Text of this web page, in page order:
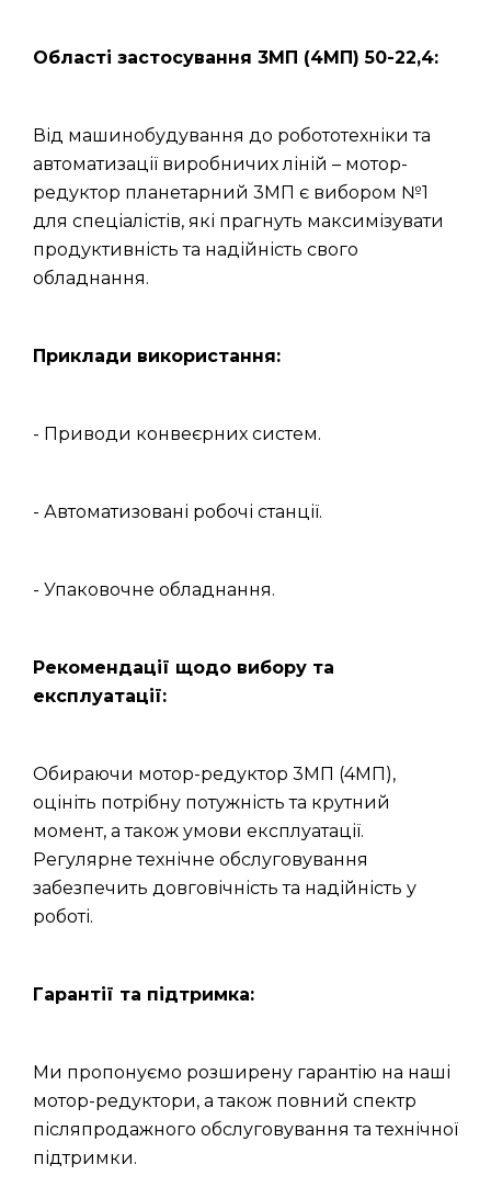
Області застосування 3МП (4МП) 50-22,4:
Від машинобудування до робототехніки та
автоматизації виробничих ліній – мотор-
редуктор планетарний 3МП є вибором №1
для спеціалістів, які прагнуть максимізувати
продуктивність та надійність свого
обладнання.
Приклади використання:
- Приводи конвеєрних систем.
- Автоматизовані робочі станції.
- Упаковочне обладнання.
Рекомендації щодо вибору та
експлуатації:
Обираючи мотор-редуктор 3МП (4МП),
оцініть потрібну потужність та крутний
момент, а також умови експлуатації.
Регулярне технічне обслуговування
забезпечить довговічність та надійність у
роботі.
Гарантії та підтримка:
Ми пропонуємо розширену гарантію на наші
мотор-редуктори, а також повний спектр
післяпродажного обслуговування та технічної
підтримки.